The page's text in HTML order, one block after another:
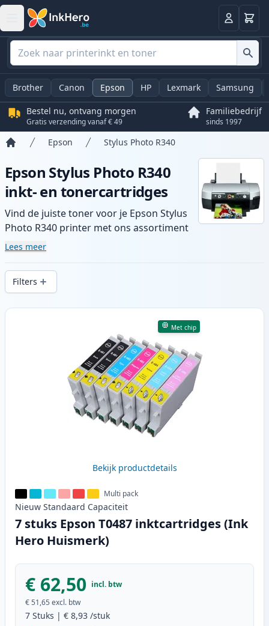
Log in
Brother Canon Epson HP Lexmark Samsung
Bestel nu, ontvang morgen
Gratis verzending vanaf € 49
Familiebedrijf
sinds 1997
Epson Stylus Photo R340
Epson Stylus Photo R340
inkt- en tonercartridges
Vind de juiste toner voor je Epson Stylus
Photo R340 printer met ons assortiment
compatibele en high-yield cartridges.
snelle levering vanuit lokale voorraad in .
Lees meer
Filters
Producten
Met chip
Bekijk productdetails
Multi pack
Nieuw Standaard Capaciteit
7 stuks Epson T0487 inktcartridges (Ink
Hero Huismerk)
€ 62,50 incl. btw
€ 51,65 excl. btw
7 Stuks | € 8,93 /stuk